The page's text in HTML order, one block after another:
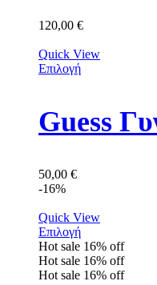
120,00 €
Quick View
Επιλογή
Guess
50,00 €
-16%
Quick View
Επιλογή
Hot sale 16% off
Hot sale 16% off
Hot sale 16% off